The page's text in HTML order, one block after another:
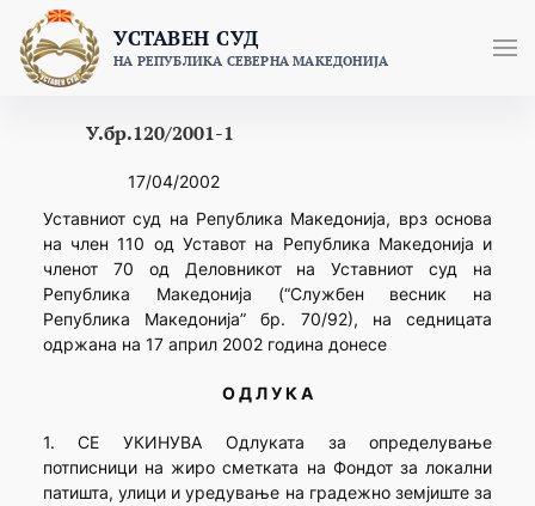
content
УСТАВЕН СУД
НА РЕПУБЛИКА СЕВЕРНА МАКЕДОНИЈА
У.бр.120/2001-1
17/04/2002
Уставниот суд на Република Македонија, врз основа
на член 110 од Уставот на Република Македонија и
членот 70 од Деловникот на Уставниот суд на
Република Македонија (“Службен весник на
Република Македонија” бр. 70/92), на седницата
одржана на 17 април 2002 година донесе
О Д Л У К А
1. СЕ УКИНУВА Одлуката за определување
потписници на жиро сметката на Фондот за локални
патишта, улици и уредување на градежно земјиште за